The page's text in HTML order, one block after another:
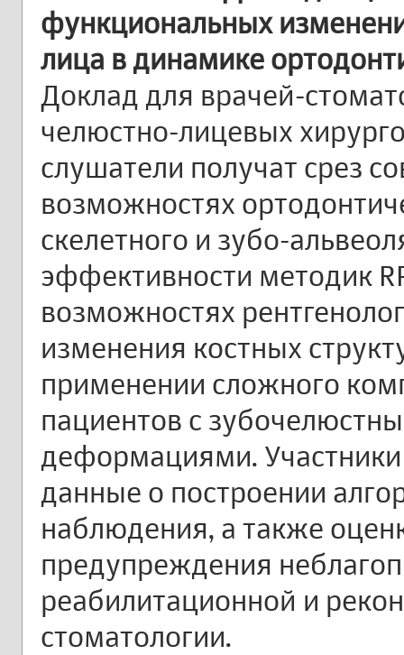
функциональных
лица в динамике
Доклад для врачей-
челюстно-лицевых
слушатели получат срез
возможностях
скелетного и зубо-
эффективности методик
возможностях
изменения костных
применении сложного
пациентов с
деформациями.
данные о построении
наблюдения, а также
предупреждения
реабилитационной и
стоматологии.